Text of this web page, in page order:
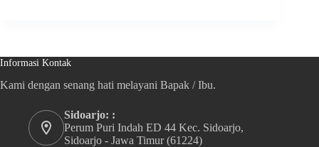
Informasi Kontak
Kami dengan senang hati melayani Bapak / Ibu.
Sidoarjo: :
Perum Puri Indah ED 44 Kec. Sidoarjo,
Sidoarjo - Jawa Timur (61224)